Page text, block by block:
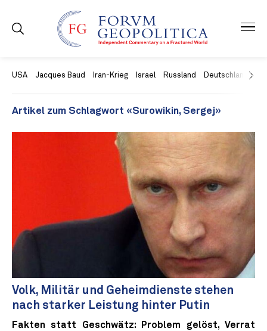
USA Jacques Baud Iran-Krieg Israel Russland Deutschland
Artikel zum Schlagwort «Surowikin, Sergej»
Volk, Militär und Geheimdienste stehen
nach starker Leistung hinter Putin
Fakten statt Geschwätz: Problem gelöst, Verrat